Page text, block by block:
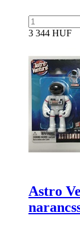
3 344 HUF
Astro